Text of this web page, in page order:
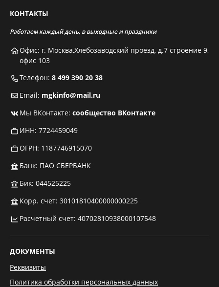
КОНТАКТЫ
Работаем каждый день, в выходные и праздники
Офис: г. Москва,Хлебозаводский проезд, д.7 строение 9,
офис 103
Телефон: 8 499 390 20 38
Email: mgkinfo@mail.ru
Мы ВКонтакте: сообщество ВКонтакте
ИНН: 7724459049
ОГРН: 1187746915070
Банк: ПАО СБЕРБАНК
Бик: 044525225
Корр. счет: 30101810400000000225
Расчетный счет: 40702810938000107548
ДОКУМЕНТЫ
Реквизиты
Политика обработки персональных данных